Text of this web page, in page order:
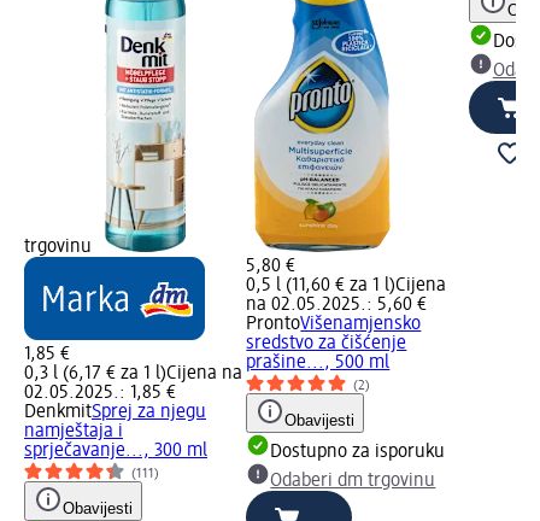
trgovinu
1,85 €
0,3 l (6,17 € za 1 l)Cijena na
02.05.2025.: 1,85 €
DenkmitSprej za njegu
namještaja i
sprječavanje..., 300 ml
(111)
Obavijesti
5,80 €
0,5 l (11,60 € za 1 l)Cijena
na 02.05.2025.: 5,60 €
ProntoVišenamjensko
sredstvo za čišćenje
prašine..., 500 ml
(2)
Obavijesti
Dostupno za isporuku
Odaberi dm trgovinu